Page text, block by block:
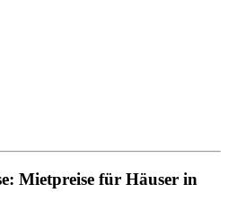
Mietpreise für Häuser in